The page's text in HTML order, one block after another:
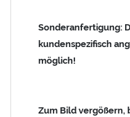
Sonderanfertigung:
kundenspezifisch
möglich!
Zum Bild vergößern,